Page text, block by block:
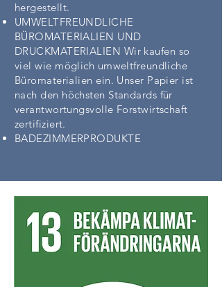
hergestellt.
UMWELTFREUNDLICHE
BÜROMATERIALIEN UND
DRUCKMATERIALIEN Wir kaufen so
viel wie möglich umweltfreundliche
Büromaterialien ein. Unser Papier ist
nach den höchsten Standards für
verantwortungsvolle Forstwirtschaft
zertifiziert.
BADEZIMMERPRODUKTE